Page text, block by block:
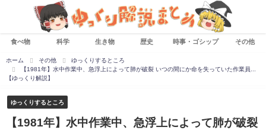
食べ物 科学 生き物 歴史 時事・ゴシップ その他
ホーム その他
ゆっくりするところ
【1981年】水中作業中、急浮上によって肺が破裂 いつの間にか命を失っていた作業員...
【ゆっくり解説】
ゆっくりするところ
【1981年】水中作業中、急浮上によって肺が破裂